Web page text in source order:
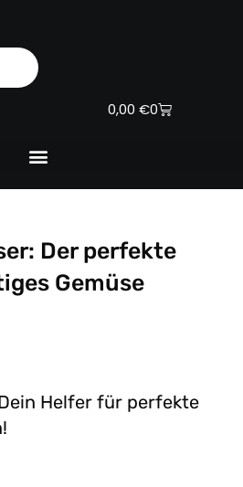
0,00 €0
Warenkorb
Der perfekte
Gemüse
Helfer für perfekte